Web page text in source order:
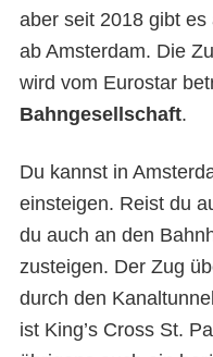
aber seit 2018 gibt
ab Amsterdam. Die
wird vom Eurostar
Bahngesellschaft.
Du kannst in
einsteigen. Reist du
du auch an den
zusteigen. Der Zug
durch den
ist King’s Cross St.